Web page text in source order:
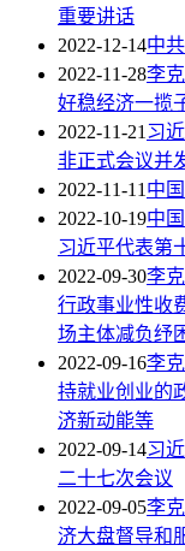
重要讲话
2022-12-14中
2022-11-28李
好稳经济一揽
2022-11-21习
非正式会议并
2022-11-11中
2022-10-19中
习近平代表第
2022-09-30李
行政事业性收
场主体减负纾
2022-09-16李
持就业创业的
济新动能等
2022-09-14习
二十七次会议
2022-09-05李
济大盘督导和